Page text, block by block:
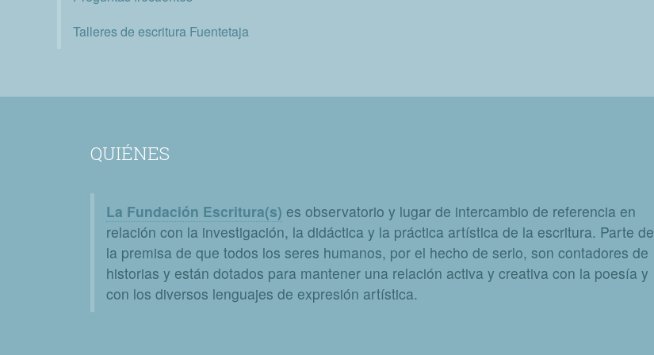
Talleres de escritura Fuentetaja
QUIÉNES
La Fundación Escritura(s) es observatorio y lugar de intercambio de referencia en
relación con la investigación, la didáctica y la práctica artística de la escritura. Parte de
la premisa de que todos los seres humanos, por el hecho de serlo, son contadores de
historias y están dotados para mantener una relación activa y creativa con la poesía y
con los diversos lenguajes de expresión artística.